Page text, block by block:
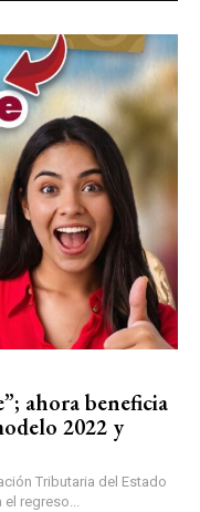
ahora beneficia
2022 y
Tributaria del Estado
el regreso...